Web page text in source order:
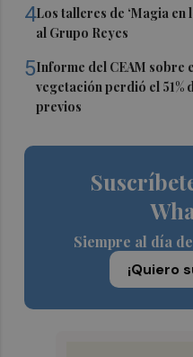
4Los talleres de ‘Magia
al Grupo Reyes
5Informe del CEAM sobre
vegetación perdió el 51%
previos
Siempre al día
¡Quiero